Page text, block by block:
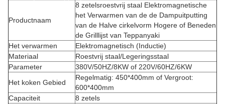
Productnaam
8 zetelsroestvrij staal Elektromagnetische
het Verwarmen van de de Dampuitputting
van de Halve cirkelvorm Hogere of Beneden
de Grilllijst van Teppanyaki
Het verwarmen
Elektromagnetisch (Inductie)
Materiaal
Roestvrij staal/Legeringsstaal
Parameter
380V/50HZ/8KW of 220V/60HZ/6KW
Het koken Gebied
Regelmatig: 450*400mm of Vergroot:
600*400mm
Capaciteit
8 zetels